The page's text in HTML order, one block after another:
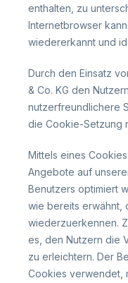
enthalten, zu
Internetbrowser
wiedererkannt und
Durch den Einsatz
& Co. KG den
nutzerfreundlichere
die Cookie-Setzung
Mittels eines
Angebote auf
Benutzers optimiert
wie bereits erwähnt,
wiederzuerkennen.
es, den Nutzern die
zu erleichtern. Der
Cookies verwendet,